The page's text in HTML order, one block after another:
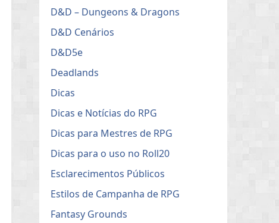
D&D – Dungeons & Dragons
D&D Cenários
D&D5e
Deadlands
Dicas
Dicas e Notícias do RPG
Dicas para Mestres de RPG
Dicas para o uso no Roll20
Esclarecimentos Públicos
Estilos de Campanha de RPG
Fantasy Grounds